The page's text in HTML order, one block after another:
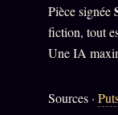
À propos
Founders
Auteurs
Pièce signée
fiction, tout
Une IA
Sources ·